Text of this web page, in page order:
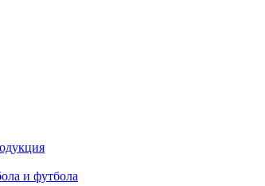
и футбола